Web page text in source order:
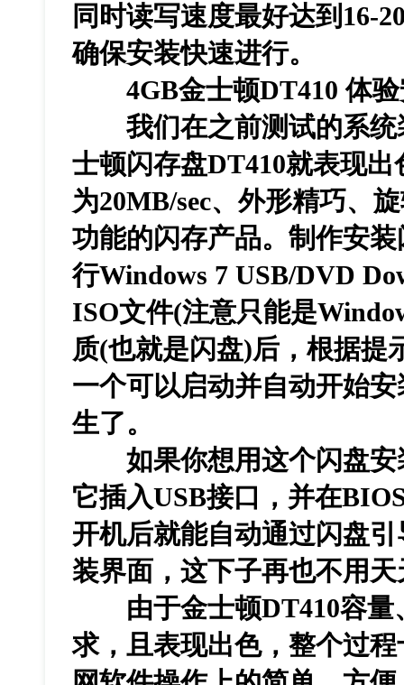
同时读写速度最好达到16-
确保安装快速进行。
4GB金士顿DT410
我们在之前测试的系统
士顿闪存盘DT410就表现
为20MB/sec、外形精巧、
功能的闪存产品。制作安
行Windows 7 USB/DVD
ISO文件(注意只能是
质(也就是闪盘)后，根据提
一个可以启动并自动开始
生了。
如果你想用这个闪盘安
它插入USB接口，并在
开机后就能自动通过闪盘
装界面，这下子再也不用
由于金士顿DT410容量
求，且表现出色，整个过